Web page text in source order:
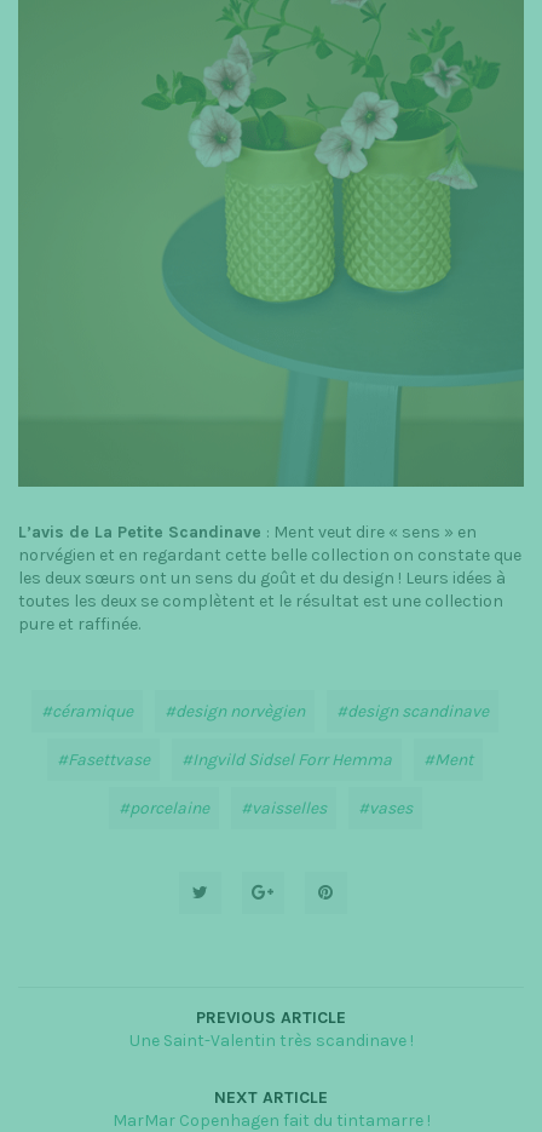
L’avis de La Petite Scandinave : Ment veut dire « sens » en
norvégien et en regardant cette belle collection on constate que
les deux sœurs ont un sens du goût et du design ! Leurs idées à
toutes les deux se complètent et le résultat est une collection
pure et raffinée.
céramique design norvègien design scandinave
Fasettvase Ingvild Sidsel Forr Hemma Ment
porcelaine vaisselles vases
PREVIOUS ARTICLE
Une Saint-Valentin très scandinave !
NEXT ARTICLE
MarMar Copenhagen fait du tintamarre !